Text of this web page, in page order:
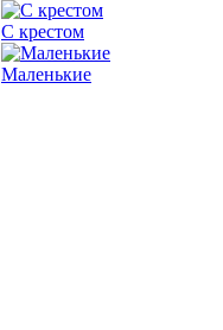
С крестом
Маленькие